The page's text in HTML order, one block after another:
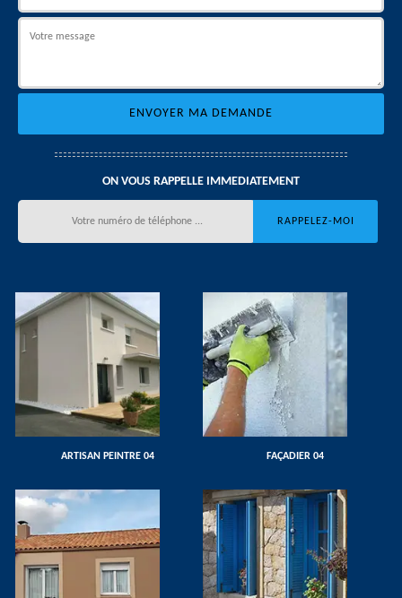
ON VOUS RAPPELLE IMMEDIATEMENT
ARTISAN PEINTRE 04 FAÇADIER 04